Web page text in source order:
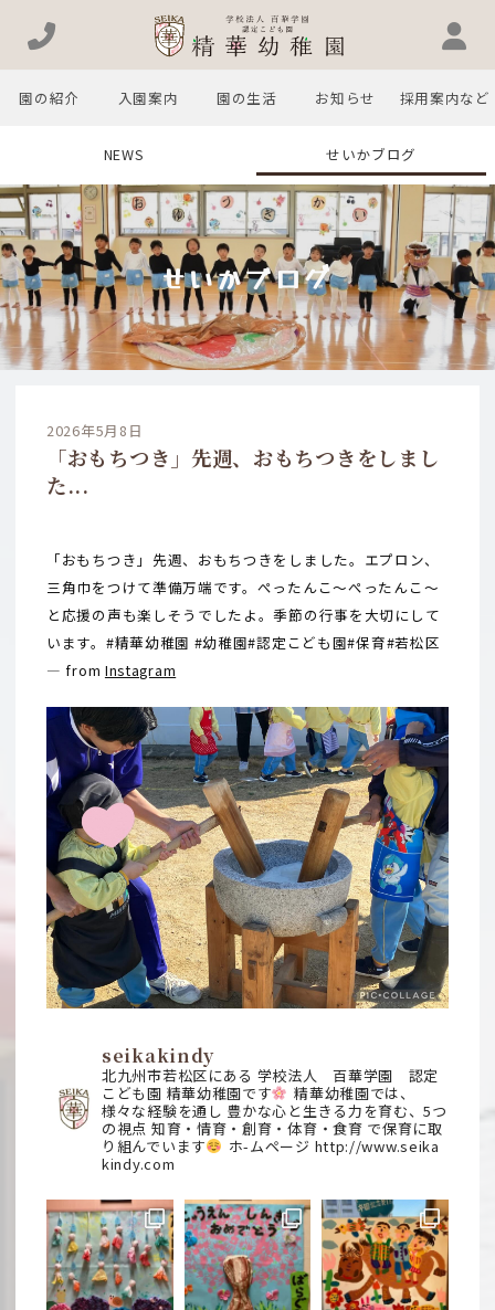
園の紹介 入園案内 園の生活 お知らせ 採用案内など
NEWS せいかブログ
せいかブログ
2026年5月8日
「おもちつき」先週、おもちつきをしまし
た...
「おもちつき」先週、おもちつきをしました。エプロン、
三角巾をつけて準備万端です。ぺったんこ〜ぺったんこ〜
と応援の声も楽しそうでしたよ。季節の行事を大切にして
います。#精華幼稚園 #幼稚園#認定こども園#保育#若松区
— from Instagram
seikakindy
北九州市若松区にある 学校法人 百華学園 認定
こども園 精華幼稚園です
精華幼稚園では、
様々な経験を通し 豊かな心と生きる力を育む、5つ
の視点 知育・情育・創育・体育・食育 で保育に取
り組んでいます
ホ-ムページ http://www.seika
kindy.com